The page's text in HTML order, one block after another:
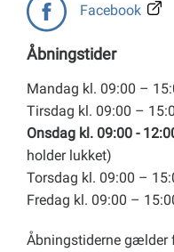
Facebook
Åbningstider
Mandag kl. 09:00 –
Tirsdag kl. 09:00 –
Onsdag kl. 09:00 -
holder lukket)
Torsdag kl. 09:00 –
Fredag kl. 09:00 –
Åbningstiderne gælder